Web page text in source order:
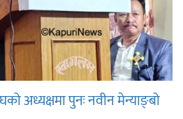
अध्यक्षमा पुनः नवीन मेन्याङ्बो